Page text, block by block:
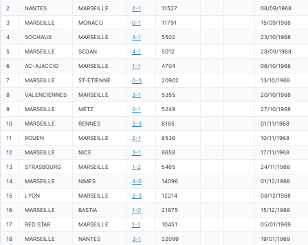
2 NANTES MARSEILLE 2-1 11527 08/09/1968
3 MARSEILLE MONACO 0-1 11791 15/09/1968
4 SOCHAUX MARSEILLE 3-1 5502 23/10/1968
5 MARSEILLE SEDAN 4-1 5012 28/09/1968
6 AC-AJACCIO MARSEILLE 1-1 4704 06/10/1968
7 MARSEILLE ST-ETIENNE 0-3 20902 13/10/1968
8 VALENCIENNES MARSEILLE 3-1 5355 20/10/1968
9 MARSEILLE METZ 0-1 5249 27/10/1968
10 MARSEILLE RENNES 3-3 8165 01/11/1968
11 ROUEN MARSEILLE 2-1 8536 10/11/1968
12 MARSEILLE NICE 3-1 6658 17/11/1968
13 STRASBOURG MARSEILLE 1-2 5465 24/11/1968
14 MARSEILLE NIMES 4-0 14096 01/12/1968
15 LYON MARSEILLE 2-3 12214 08/12/1968
16 MARSEILLE BASTIA 1-0 21875 15/12/1968
17 RED STAR MARSEILLE 1-1 10451 05/01/1969
18 MARSEILLE NANTES 3-1 22099 19/01/1969